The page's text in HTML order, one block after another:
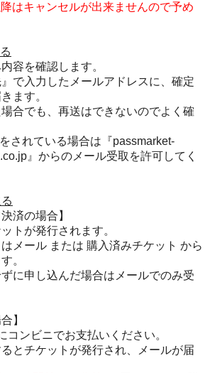
はキャンセルが出来ませんので予め
容を確認します。
』で入力したメールアドレスに、確定
ます。
場合でも、再送はできないのでよく確
されている場合は『passmarket-
』からのメール受取を許可してく
済の場合】
トが発行されます。
メール または 購入済みチケット から
。
ずに申し込んだ場合はメールでのみ受
】
コンビニでお支払いください。
るとチケットが発行され、メールが届